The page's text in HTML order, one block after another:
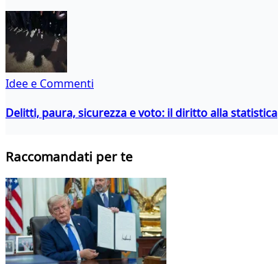
Idee e Commenti
Delitti, paura, sicurezza e voto: il diritto alla statistica
Raccomandati per te